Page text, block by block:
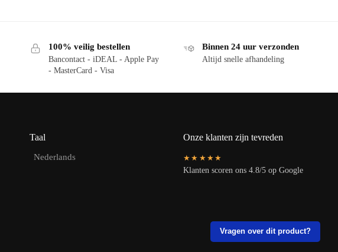
Vragen over dit product?
100% veilig bestellen
Bancontact - iDEAL - Apple Pay
- MasterCard - Visa
Binnen 24 uur verzonden
Altijd snelle afhandeling
Taal
Nederlands
Onze klanten zijn tevreden
★★★★★
Klanten scoren ons 4.8/5 op Google